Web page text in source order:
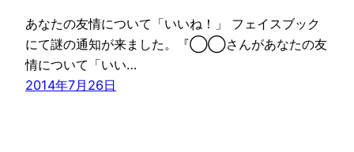
あなたの友情について「いいね！」 フェイスブック
にて謎の通知が来ました。『◯◯さんがあなたの友
情について「いい…
2014年7月26日